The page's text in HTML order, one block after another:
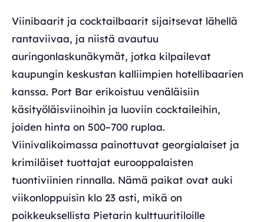
Viinibaarit ja cocktailbaarit sijaitsevat lähellä
rantaviivaa, ja niistä avautuu
auringonlaskunäkymät, jotka kilpailevat
kaupungin keskustan kalliimpien hotellibaarien
kanssa. Port Bar erikoistuu venäläisiin
käsityöläisviinoihin ja luoviin cocktaileihin,
joiden hinta on 500–700 ruplaa.
Viinivalikoimassa painottuvat georgialaiset ja
krimiläiset tuottajat eurooppalaisten
tuontiviinien rinnalla. Nämä paikat ovat auki
viikonloppuisin klo 23 asti, mikä on
poikkeuksellista Pietarin kulttuuritiloille